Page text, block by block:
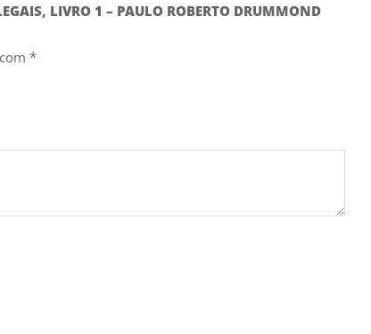
LIVRO 1 – PAULO ROBERTO DRUMMOND
*